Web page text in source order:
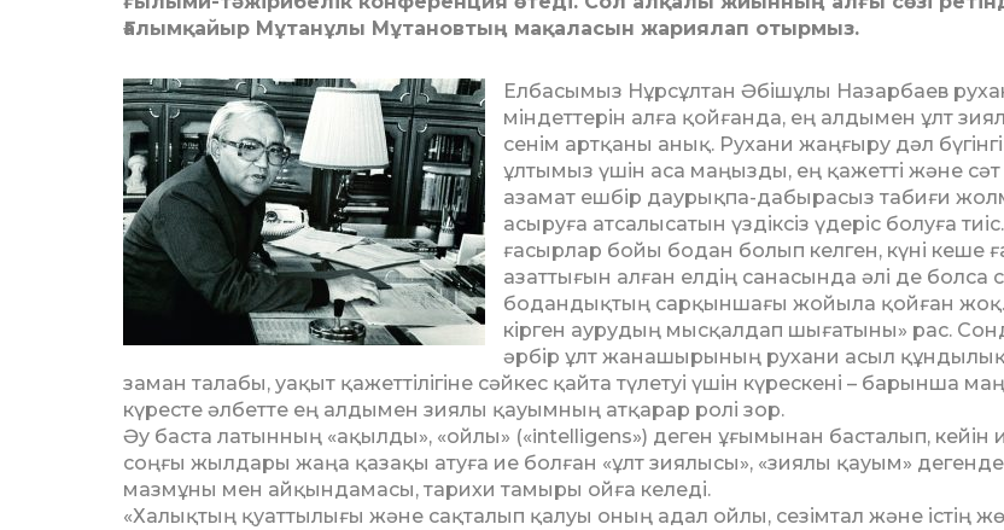
Ғалымқайыр Мұтанұлы Мұтановтың мақаласын жариялап отырмыз.
Елбасымыз Нұрсұлтан Әбішұлы Назарбаев
міндеттерін алға қойғанда, ең алдымен ұлт
сенім артқаны анық. Рухани жаңғыру дәл
ұлтымыз үшін аса маңызды, ең қажетті және
азамат ешбір даурықпа-дабырасыз табиғи
асыруға атсалысатын үздіксіз үдеріс болуға
ғасырлар бойы бодан болып кел­ген, күні кеше
азаттығын алған елдің сана­сын­­да әлі де болса
бодандықтың сарқыншағы жойыла қойған жоқ.
кірген аурудың мысқалдап шығатыны» рас.
әрбір ұлт жанашырының рухани асыл
заман талабы, уақыт қажеттілігіне сәйкес қай­та түлетуі үшін күрескені – барынша
күресте әлбетте ең алдымен зиялы қауымның ат­қарар ролі зор.
Әу баста латынның «ақылды», «ойлы» («intelligens») деген ұғымынан басталып, кейін
соңғы жылдары жаңа қазақы атуға ие бол­ған «ұлт зиялысы», «зиялы қауым»
мазмұны мен айқындамасы, тарихи та­мыры ойға келеді.
«Халықтың қуаттылығы және сақталып қалуы оның адал ойлы, сезімтал және істің